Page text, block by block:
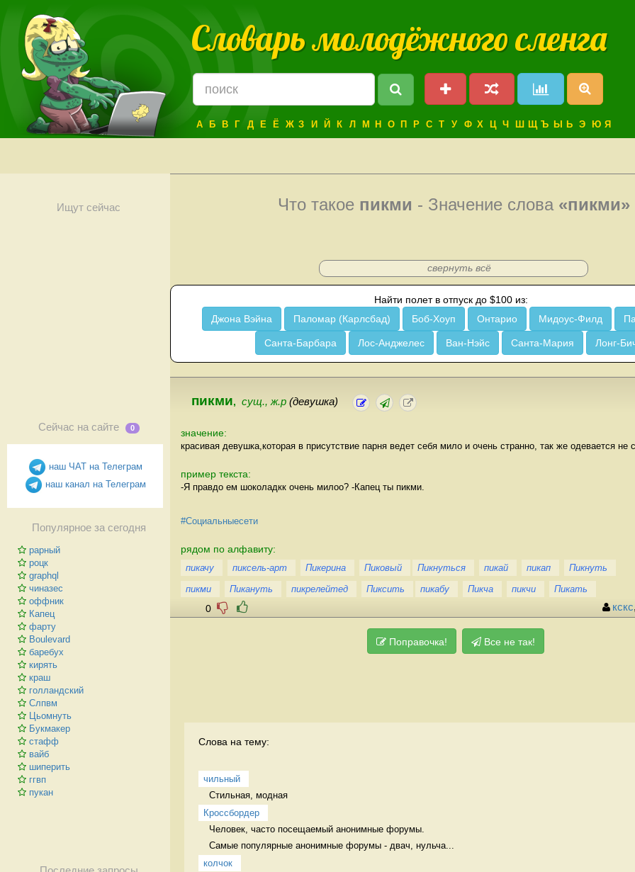
Словарь молодёжного сленга
А Б В Г Д Е Ё Ж З И Й К Л М Н О П Р С Т У Ф Х Ц Ч Ш Щ Ъ Ы Ь Э Ю Я
Ищут сейчас
Сейчас на сайте 0
наш ЧАТ на Телеграм
наш канал на Телеграм
Популярное за сегодня
рарный
роцк
graphql
чиназес
оффник
Капец
фарту
Boulevard
баребух
кирять
краш
голландский
Слпвм
Цьомнуть
Букмакер
стафф
вайб
шиперить
ггвп
пукан
Что такое пикми - Значение слова «пикми»
свернуть всё
Найти полет в отпуск до $100 из:
Джона Вэйна
Паломар (Карлсбад) Боб-Хоуп Онтарио Мидоус-Филд
Санта-Барбара Лос-Анджелес Ван-Нэйс Санта-Мария Лонг-
пикми, сущ., ж.р (девушка)
значение:
красивая девушка,которая в присутствие парня ведет себя мило и очень странно, так же одевается не
пример текста:
-Я правдо ем шоколадкк очень милоо? -Капец ты пикми.
#Социальныесети
рядом по алфавиту:
пикачу пиксель-арт Пикерина Пиковый Пикнуться пикай пикап
Пикнуть
пикми
Пикануть пикрелейтед Пиксить пикабу Пикча пикчи Пикать
0 кскс,
Поправочка! Все не так!
Слова на тему:
чильный
Стильная, модная
Кроссбордер
Человек, часто посещаемый анонимные форумы.
Самые популярные анонимные форумы - двач, нульча...
колчок